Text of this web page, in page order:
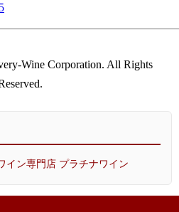
Wine Corporation. All Rights
イン専門店 プラチナワイン